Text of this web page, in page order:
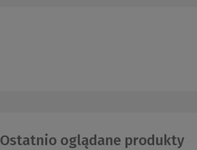
Ostatnio oglądane produkty